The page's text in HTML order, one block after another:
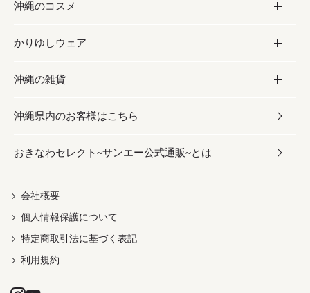
沖縄そば／乾麺
レトルト食品
乾物／粉類
塩
お酢／ドレッシング
しょうゆ
みそ
だし／スパイス／島唐辛子
黒糖
ちんすこう
伝統菓子
スナック
おつまみ
紅芋
お酒・ドリンク
泡盛
ビール・チューハイ
ワイン・ウィスキー・カクテル
ドリンク
茶葉
沖縄のコスメ
コスメ
スキンケア
ボディケア
ヘアケア
UVケア
かりゆしウェア
かりゆしウェア
メンズ
レディース
沖縄の雑貨
雑貨
沖縄ファッション
伝統工芸品
沖縄県内のお客様はこちら
おきなわセレクト~サンエー公式通販~とは
会社概要
個人情報保護について
特定商取引法に基づく表記
利用規約